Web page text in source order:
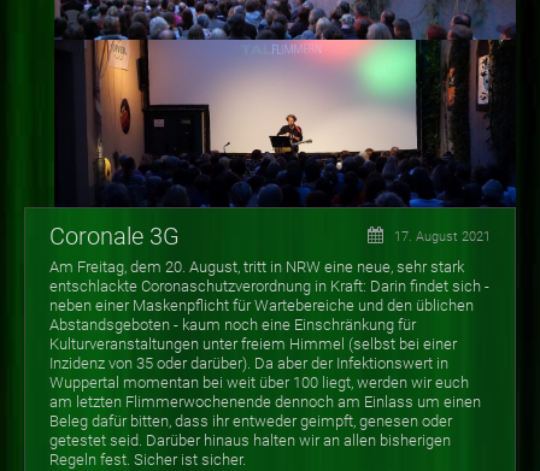
Coronale 3G 17. August 2021
Am Freitag, dem 20. August, tritt in NRW eine neue, sehr stark
entschlackte Coronaschutzverordnung in Kraft: Darin findet sich -
neben einer Maskenpflicht für Wartebereiche und den üblichen
Abstandsgeboten - kaum noch eine Einschränkung für
Kulturveranstaltungen unter freiem Himmel (selbst bei einer
Inzidenz von 35 oder darüber). Da aber der Infektionswert in
Wuppertal momentan bei weit über 100 liegt, werden wir euch
am letzten Flimmerwochenende dennoch am Einlass um einen
Beleg dafür bitten, dass ihr entweder geimpft, genesen oder
getestet seid. Darüber hinaus halten wir an allen bisherigen
Regeln fest. Sicher ist sicher.